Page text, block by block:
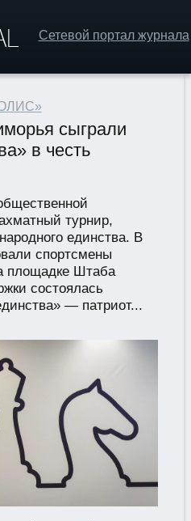
Сетевой портал журнала
сыграли
в честь
турнир,
единства. В
спортсмены
площадке Штаба
состоялась
— патриот...